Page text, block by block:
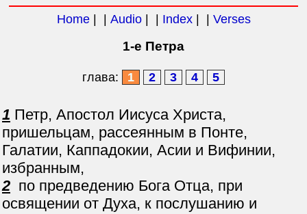
Home| | Audio| | Index| | Verses
1-e Петра
глава: 1 2 3 4 5
1 Петр, Апостол Иисуса Христа,
пришельцам, рассеянным в Понте,
Галатии, Каппадокии, Асии и Вифинии,
избранным,
2 по предведению Бога Отца, при
освящении от Духа, к послушанию и